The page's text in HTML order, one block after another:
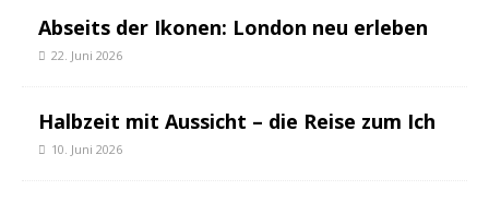
Abseits der Ikonen: London neu erleben
22. Juni 2026
Halbzeit mit Aussicht – die Reise zum Ich
10. Juni 2026